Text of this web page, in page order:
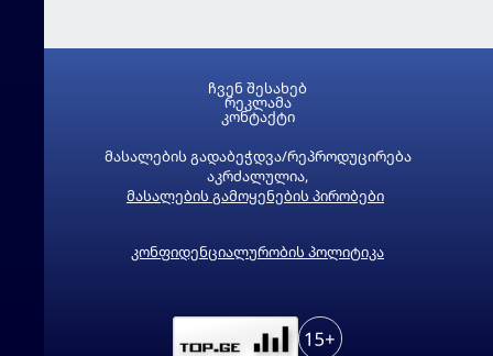
მასალების გადაბეჭდვა/რეპროდუცირება
აკრძალულია,
მასალების გამოყენების პირობები
კონფიდენციალურობის პოლიტიკა
ჩვენ შესახებ
რეკლამა
კონტაქტი